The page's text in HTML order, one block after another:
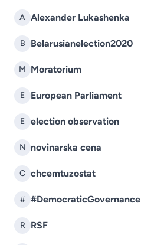
A Alexander Lukashenka
B Belarusianelection2020
M Moratorium
E European Parliament
E election observation
N novinarska cena
C chcemtuzostat
# #DemocraticGovernance
R RSF